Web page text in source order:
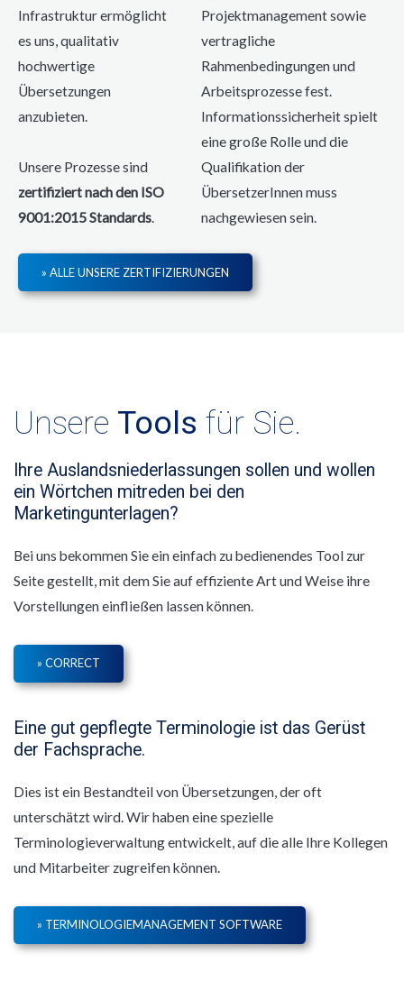
Infrastruktur ermöglicht
es uns, qualitativ
hochwertige
Übersetzungen
anzubieten.
Unsere Prozesse sind
zertifiziert nach den ISO
9001:2015 Standards.
Projektmanagement sowie
vertragliche
Rahmenbedingungen und
Arbeitsprozesse fest.
Informationssicherheit spielt
eine große Rolle und die
Qualifikation der
ÜbersetzerInnen muss
nachgewiesen sein.
» ALLE UNSERE ZERTIFIZIERUNGEN
Unsere Tools für Sie.
Ihre Auslandsniederlassungen sollen und wollen
ein Wörtchen mitreden bei den
Marketingunterlagen?
Bei uns bekommen Sie ein einfach zu bedienendes Tool zur
Seite gestellt, mit dem Sie auf effiziente Art und Weise ihre
Vorstellungen einfließen lassen können.
» CORRECT
Eine gut gepflegte Terminologie ist das Gerüst
der Fachsprache.
Dies ist ein Bestandteil von Übersetzungen, der oft
unterschätzt wird. Wir haben eine spezielle
Terminologieverwaltung entwickelt, auf die alle Ihre Kollegen
und Mitarbeiter zugreifen können.
» TERMINOLOGIEMANAGEMENT SOFTWARE